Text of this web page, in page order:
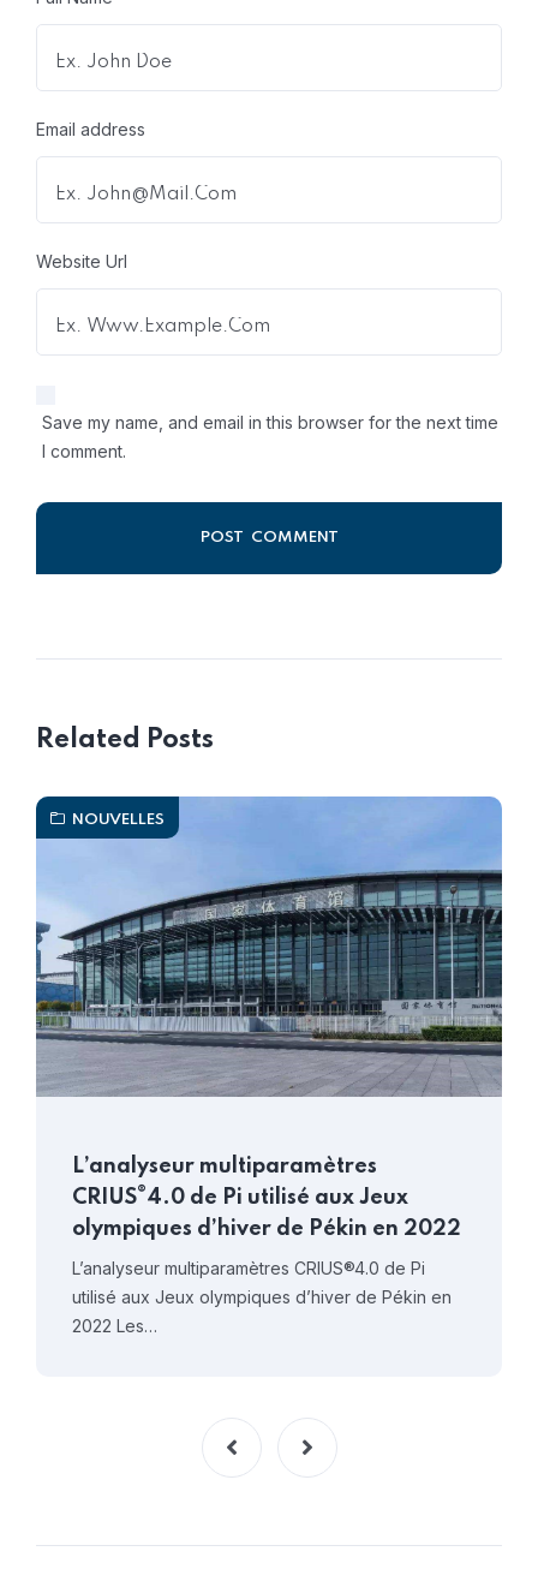
Email address
Website Url
Save my name, and email in this browser for the next time
I comment.
Related Posts
NOUVELLES
L’analyseur multiparamètres
CRIUS®4.0 de Pi utilisé aux Jeux
olympiques d’hiver de Pékin en 2022
L’analyseur multiparamètres CRIUS®4.0 de Pi
utilisé aux Jeux olympiques d’hiver de Pékin en
2022 Les…